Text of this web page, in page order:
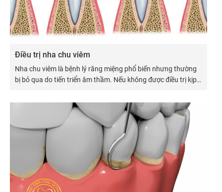
Điều trị nha chu viêm
Nha chu viêm là bệnh lý răng miệng phổ biến nhưng thường
bị bỏ qua do tiến triển âm thầm. Nếu không được điều trị kịp
răng, lung lay và mất răng.